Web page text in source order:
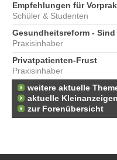
Empfehlungen für
Schüler & Studenten
Gesundheitsreform -
Praxisinhaber
Privatpatienten-Frust
Praxisinhaber
weitere aktuelle
aktuelle Kleinanzeigen
zur Forenübersicht